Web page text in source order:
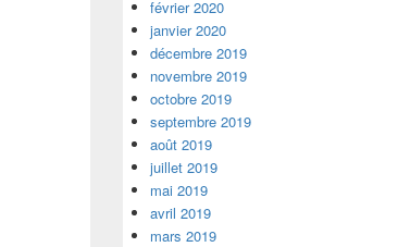
février 2020
janvier 2020
décembre 2019
novembre 2019
octobre 2019
septembre 2019
août 2019
juillet 2019
mai 2019
avril 2019
mars 2019